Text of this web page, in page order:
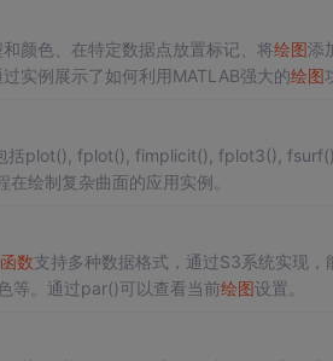
和颜色、在特定数据点放置标记、将绘图添
实例展示了如何利用MATLAB强大的绘图
括plot(), fplot(), fimplicit(), fplot3(),
绘制复杂曲面的应用实例。
函数支持多种数据格式，通过S3系统实现，
等。通过par()可以查看当前绘图设置。